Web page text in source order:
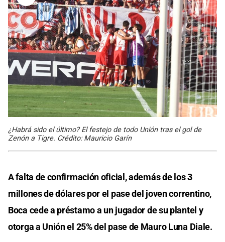
¿Habrá sido el último? El festejo de todo Unión tras el gol de
Zenón a Tigre. Crédito: Mauricio Garín
A falta de confirmación oficial, además de los 3
millones de dólares por el pase del joven correntino,
Boca cede a préstamo a un jugador de su plantel y
otorga a Unión el 25% del pase de Mauro Luna Diale.